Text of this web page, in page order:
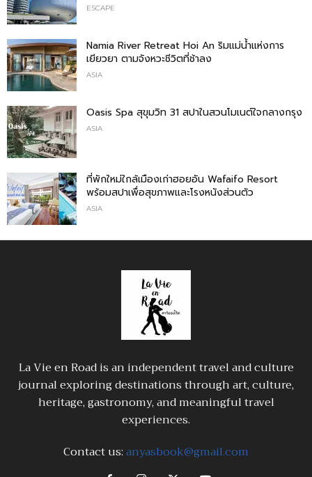
ESCAPE
Namia River Retreat Hoi An ริมแม่น้ำแห่งการ
เยียวยา ตามจังหวะชีวิตที่ช้าลง
ASIA
Oasis Spa สุขุมวิท 31 สปาในสวนโมเนต์ใจกลางกรุง
ASIA
ที่พักใหม่ใกล้เมืองเก่าฮอยอัน Wafaifo Resort
พร้อมสปาเพื่อสุขภาพและโรงหนังส่วนตัว
ASIA
La Vie en Road is an independent travel and culture
journal exploring destinations through art, culture,
heritage, gastronomy, and meaningful travel
experiences.
Contact us:anyasbook@gmail.com